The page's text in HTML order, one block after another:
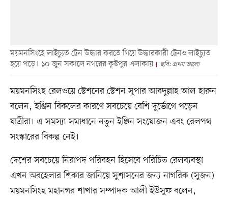
ময়মনসিংহে লাইচ্যুত ট্রেন উদ্ধার করতে গিয়ে উদ্ধারকারী ট্রেনও লাইচ্যুত
হয়ে পড়ে। ১০ জুন সকালে নগরের কৃষ্টপুর এলাকায়
ছবি: প্রথম আলো
ময়মনসিংহ রেলওয়ে স্টেশনের স্টেশন সুপার আবদুল্লাহ আল হারুন
বলেন, ইঞ্জিন বিকলের কারণে সবচেয়ে বেশি দুর্ভোগে পড়েন
যাত্রীরা। এ সমস্যা সমাধানে নতুন ইঞ্জিন সংযোজন এবং রেলপথ
সংস্কারের বিকল্প নেই।
দেশের সবচেয়ে নিরাপদ পরিবহন হিসেবে পরিচিত রেলব্যবস্থা
এখন অবহেলার শিকার জানিয়ে সুশাসনের জন্য নাগরিক (সুজন)
ময়মনসিংহ মহানগর শাখার সম্পাদক আলী ইউসুফ বলেন,